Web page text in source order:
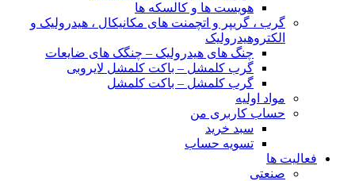
هویست ها و کالسکه ها
گرب ، گریپر و اتچمنت های مکانیکال ، هیدرولیک و
الکتروهیدرولیک
چنگ های هیدرولیک – چنگک های ضایعات
گرب کلمشل – باکت کلمشل لایروبی
گرب کلمشل – باکت کلمشل
مواد اولیه
حساب کاربری من
سبد خرید
تسویه حساب
فعالیت ها
صنعتی